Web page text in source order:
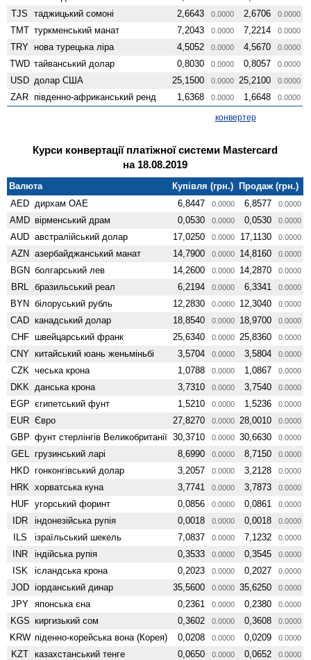
TJS таджицький сомоні 2,6643 0.0000 2,6706 0.0000
TMT туркменський манат 7,2043 0.0000 7,2214 0.0000
TRY нова турецька ліра 4,5052 0.0000 4,5670 0.0000
TWD тайванський долар 0,8030 0.0000 0,8057 0.0000
USD долар США 25,1500 0.0000 25,2100 0.0000
ZAR південно-африканський ренд 1,6368 0.0000 1,6648 0.0000
конвертер
Курси конвертації платіжної системи Mastercard
на 18.08.2019
Валюта Купівля (грн.) Продаж (грн.)
AED дирхам ОАЕ 6,8447 0.0000 6,8577 0.0000
AMD вiрменський драм 0,0530 0.0000 0,0530 0.0000
AUD австралійський долар 17,0250 0.0000 17,1130 0.0000
AZN азербайджанський манат 14,7900 0.0000 14,8160 0.0000
BGN болгарський лев 14,2600 0.0000 14,2870 0.0000
BRL бразильський реал 6,2194 0.0000 6,3341 0.0000
BYN білоруський рубль 12,2830 0.0000 12,3040 0.0000
CAD канадський долар 18,8540 0.0000 18,9700 0.0000
CHF швейцарський франк 25,6340 0.0000 25,8360 0.0000
CNY китайський юань женьмiньбi 3,5704 0.0000 3,5804 0.0000
CZK чеська крона 1,0788 0.0000 1,0867 0.0000
DKK данська крона 3,7310 0.0000 3,7540 0.0000
EGP єгипетський фунт 1,5210 0.0000 1,5236 0.0000
EUR Євро 27,8270 0.0000 28,0010 0.0000
GBP фунт стерлінгів Велико­британії 30,3710 0.0000 30,6630 0.0000
GEL грузинський ларі 8,6990 0.0000 8,7150 0.0000
HKD гонконгівський долар 3,2057 0.0000 3,2128 0.0000
HRK хорватська куна 3,7741 0.0000 3,7873 0.0000
HUF угорський форинт 0,0856 0.0000 0,0861 0.0000
IDR індонезійська рупія 0,0018 0.0000 0,0018 0.0000
ILS ізраїльський шекель 7,0837 0.0000 7,1232 0.0000
INR індійська рупія 0,3533 0.0000 0,3545 0.0000
ISK ісландська крона 0,2023 0.0000 0,2027 0.0000
JOD іорданський динар 35,5600 0.0000 35,6250 0.0000
JPY японська єна 0,2361 0.0000 0,2380 0.0000
KGS киргизький сом 0,3602 0.0000 0,3608 0.0000
KRW піденно-корейська вона (Корея) 0,0208 0.0000 0,0209 0.0000
KZT казахстанський тенге 0,0650 0.0000 0,0652 0.0000